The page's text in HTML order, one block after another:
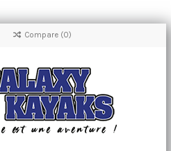
Compare (0)